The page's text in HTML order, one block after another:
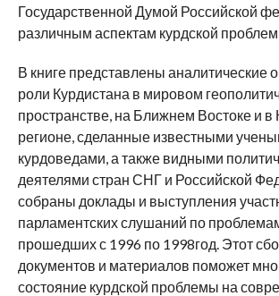
Государственной Думой Российской
различным аспектам курдской
В книге представлены аналитические
роли Курдистана в мировом
пространстве, на Ближнем Востоке и в
регионе, сделанные известными
курдоведами, а также видными
деятелями стран СНГ и Российской
собраны доклады и выступления
парламентских слушаний по
прошедших с 1996 по 1998год. Этот
документов и материалов поможет
состояние курдской проблемы на